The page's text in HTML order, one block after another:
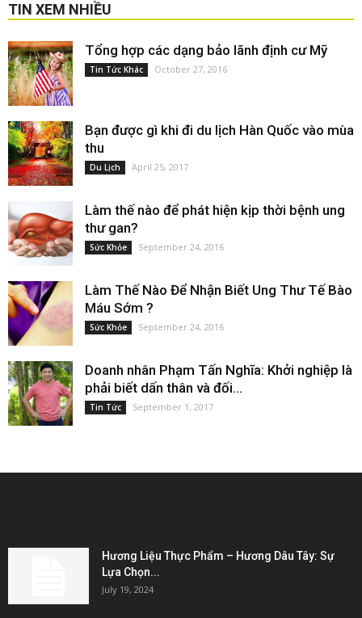
TIN XEM NHIỀU
Tổng hợp các dạng bảo lãnh định cư Mỹ
Tin Tức Khác October 27, 2016
Bạn được gì khi đi du lịch Hàn Quốc vào mùa
thu
Du Lịch April 25, 2017
Làm thế nào để phát hiện kịp thời bệnh ung
thư gan?
Sức Khỏe September 24, 2016
Làm Thế Nào Để Nhận Biết Ung Thư Tế Bào
Máu Sớm ?
Sức Khỏe September 24, 2016
Doanh nhân Phạm Tấn Nghĩa: Khởi nghiệp là
phải biết dấn thân và đối...
Tin Tức September 1, 2017
Hương Liệu Thực Phẩm – Hương Dâu Tây: Sự
Lựa Chọn...
July 19, 2024